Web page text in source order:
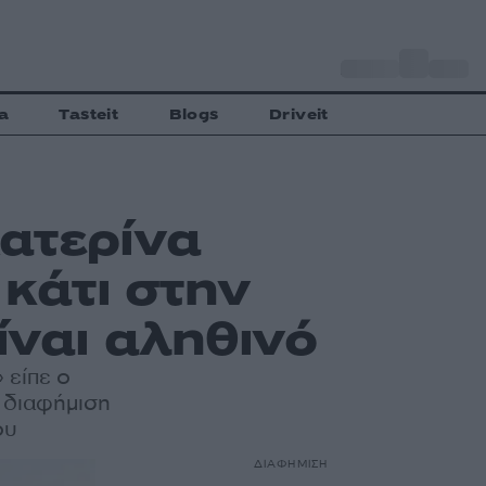
Tasteit Blogs Driveit
στην
αληθινό
είπε ο
ΔΙΑΦΗΜΙΣΗ